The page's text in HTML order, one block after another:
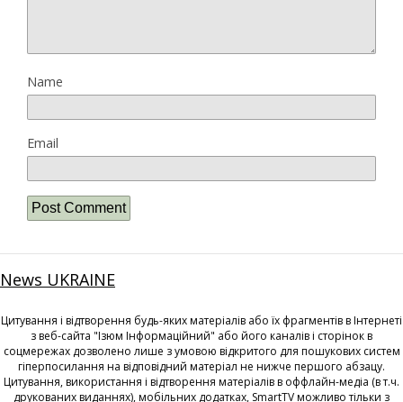
Name
Email
News UKRAINE
Цитування і відтворення будь-яких матеріалів або їх фрагментів в Інтернеті
з веб-сайта "Ізюм Інформаційний" або його каналів і сторінок в
соцмережах дозволено лише з умовою відкритого для пошукових систем
гіперпосилання на відповідний матеріал не нижче першого абзацу.
Цитування, використання і відтворення матеріалів в оффлайн-медіа (в т.ч.
друкованих виданнях), мобільних додатках, SmartTV можливо тільки з